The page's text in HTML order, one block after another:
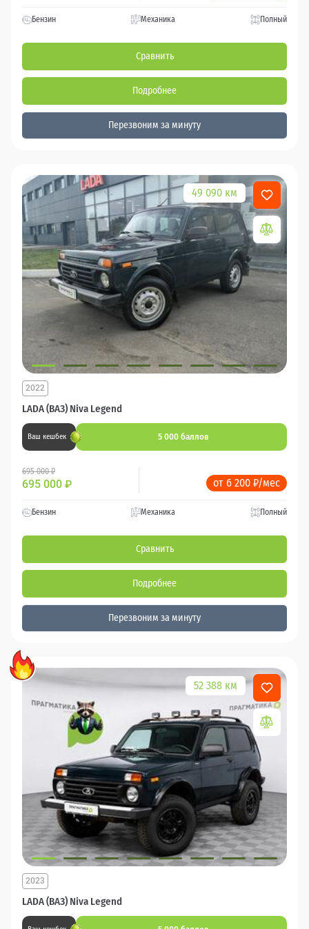
Бензин Механика Полный
Сравнить
Подробнее
Перезвоним за минуту
49 090 км
LADA (ВАЗ) Niva Legend
2022
Ваш кешбек 5 000 баллов
695 000 ₽
695 000 ₽ от 6 200 ₽/мес
Бензин Механика Полный
Сравнить
Подробнее
Перезвоним за минуту
52 388 км
LADA (ВАЗ) Niva Legend
2023